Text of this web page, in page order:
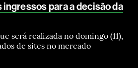
para a decisão da
será realizada no domingo (11),
de sites no mercado